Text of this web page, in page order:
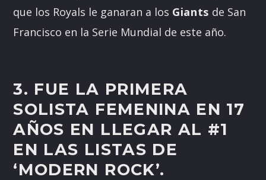
que los Royals le ganaran a los Giants de San
Francisco en la Serie Mundial de este año.
3. FUE LA PRIMERA
SOLISTA FEMENINA EN 17
AÑOS EN LLEGAR AL #1
EN LAS LISTAS DE
‘MODERN ROCK’.